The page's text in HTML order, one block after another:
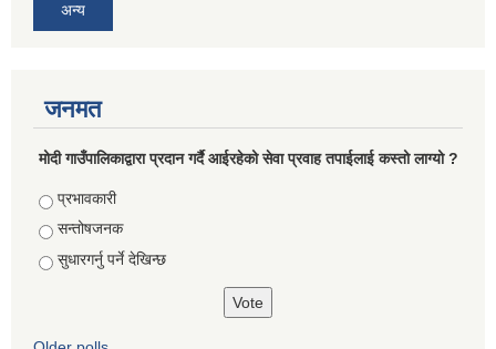
अन्य
जनमत
मोदी गाउँपालिकाद्वारा प्रदान गर्दै आईरहेको सेवा प्रवाह तपाईलाई कस्तो लाग्यो ?
Choices
प्रभावकारी
सन्तोषजनक
सुधारगर्नु पर्ने देखिन्छ